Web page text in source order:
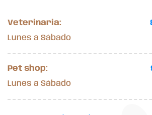
Veterinaria:
Lunes a Sábado
Pet shop:
Lunes a Sábado